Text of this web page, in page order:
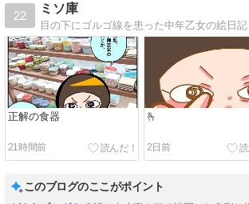
22
ミソ庫
目の下にゴルゴ線を患った中年乙女の絵日記
正解の食器
21時間前
🫰
2日前
このブログのここがポイント